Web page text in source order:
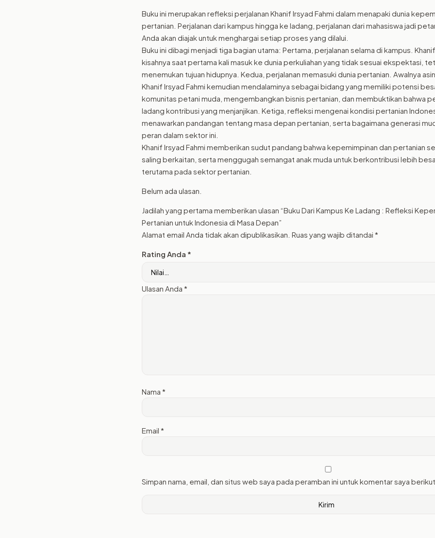
Pertanian
untuk
Indonesia
di
Masa
Depan
Buku ini merupakan refleksi perjalanan Khanif Irsyad Fahmi dalam menapaki dunia
pertanian. Perjalanan dari kampus hingga ke ladang, perjalanan dari mahasiswa jadi
Anda akan diajak untuk menghargai setiap proses yang dilalui.
Buku ini dibagi menjadi tiga bagian utama: Pertama, perjalanan selama di kampus.
kisahnya saat pertama kali masuk ke dunia perkuliahan yang tidak sesuai ekspektasi,
menemukan tujuan hidupnya. Kedua, perjalanan memasuki dunia pertanian. Awalnya
Khanif Irsyad Fahmi kemudian mendalaminya sebagai bidang yang memiliki potensi
komunitas petani muda, mengembangkan bisnis pertanian, dan membuktikan bahwa
ladang kontribusi yang menjanjikan. Ketiga, refleksi mengenai kondisi pertanian
menawarkan pandangan tentang masa depan pertanian, serta bagaimana generasi
peran dalam sektor ini.
Khanif Irsyad Fahmi memberikan sudut pandang bahwa kepemimpinan dan pertanian
saling berkaitan, serta menggugah semangat anak muda untuk berkontribusi lebih
terutama pada sektor pertanian.
Belum ada ulasan.
Jadilah yang pertama memberikan ulasan “Buku Dari Kampus Ke Ladang : Refleksi
Pertanian untuk Indonesia di Masa Depan”
Alamat email Anda tidak akan dipublikasikan. Ruas yang wajib ditandai *
Rating Anda *
Ulasan Anda *
Nama *
Email *
Simpan nama, email, dan situs web saya pada peramban ini untuk komentar saya